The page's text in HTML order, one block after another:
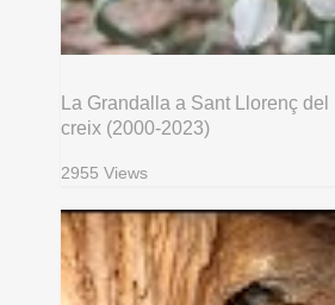
La Grandalla a Sant Llorenç
creix (2000-2023)
2955 Views